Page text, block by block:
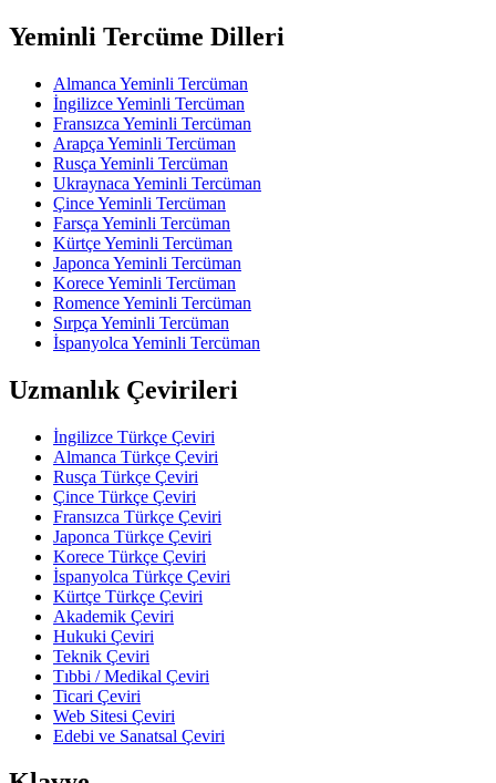
Yeminli Tercüme Dilleri
Almanca Yeminli Tercüman
İngilizce Yeminli Tercüman
Fransızca Yeminli Tercüman
Arapça Yeminli Tercüman
Rusça Yeminli Tercüman
Ukraynaca Yeminli Tercüman
Çince Yeminli Tercüman
Farsça Yeminli Tercüman
Kürtçe Yeminli Tercüman
Japonca Yeminli Tercüman
Korece Yeminli Tercüman
Romence Yeminli Tercüman
Sırpça Yeminli Tercüman
İspanyolca Yeminli Tercüman
Uzmanlık Çevirileri
İngilizce Türkçe Çeviri
Almanca Türkçe Çeviri
Rusça Türkçe Çeviri
Çince Türkçe Çeviri
Fransızca Türkçe Çeviri
Japonca Türkçe Çeviri
Korece Türkçe Çeviri
İspanyolca Türkçe Çeviri
Kürtçe Türkçe Çeviri
Akademik Çeviri
Hukuki Çeviri
Teknik Çeviri
Tıbbi / Medikal Çeviri
Ticari Çeviri
Web Sitesi Çeviri
Edebi ve Sanatsal Çeviri